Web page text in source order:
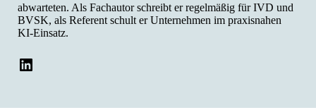
abwarteten. Als Fachautor schreibt er regelmäßig für IVD und
BVSK, als Referent schult er Unternehmen im praxisnahen
KI-Einsatz.
LinkedIn